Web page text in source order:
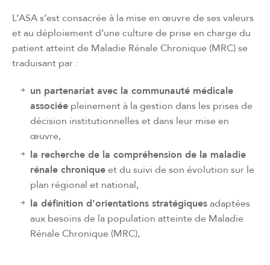
L’ASA s’est consacrée à la mise en œuvre de ses valeurs
et au déploiement d’une culture de prise en charge du
patient atteint de Maladie Rénale Chronique (MRC) se
traduisant par :
un partenariat avec la communauté médicale
associée pleinement à la gestion dans les prises de
décision institutionnelles et dans leur mise en
œuvre,
la recherche de la compréhension de la maladie
rénale chroniqueet du suivi de son évolution sur le
plan régional et national,
la définition d’orientations stratégiquesadaptées
aux besoins de la population atteinte de Maladie
Rénale Chronique (MRC),